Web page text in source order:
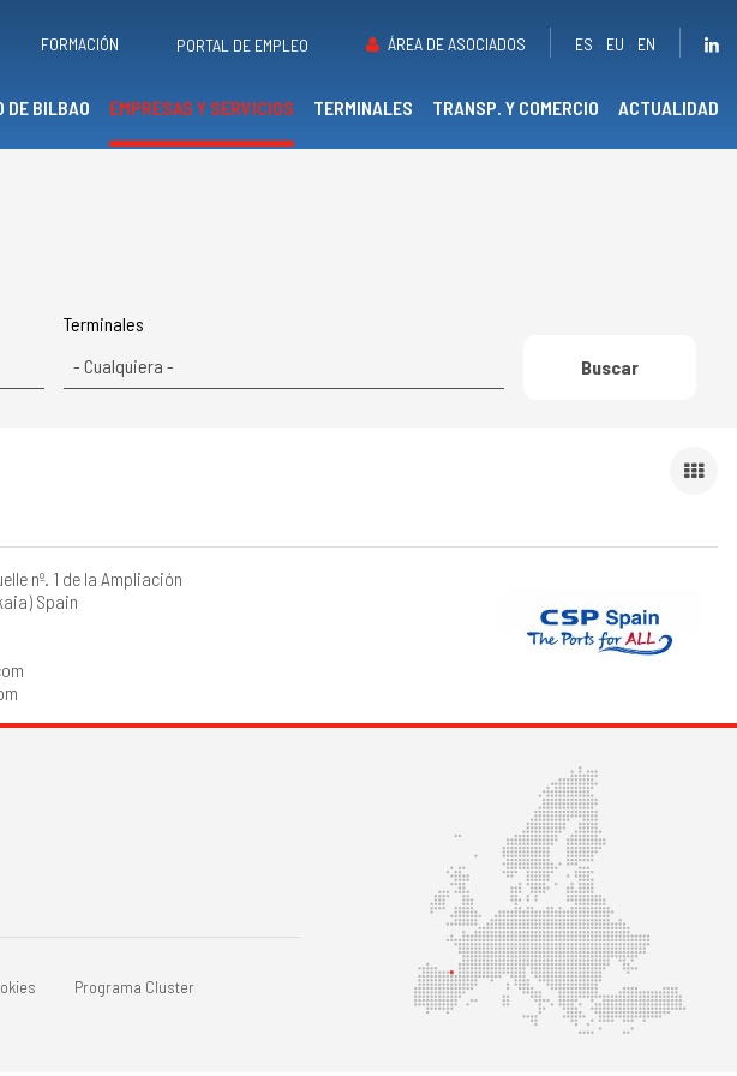
FORMACIÓN PORTAL DE EMPLEO ÁREA DE ASOCIADOS ES EU EN
DE BILBAO EMPRESAS Y SERVICIOS TERMINALES TRANSP. Y COMERCIO ACTUALIDAD
Terminales
Buscar
nº. 1 de la Ampliación
Spain
Programa Cluster